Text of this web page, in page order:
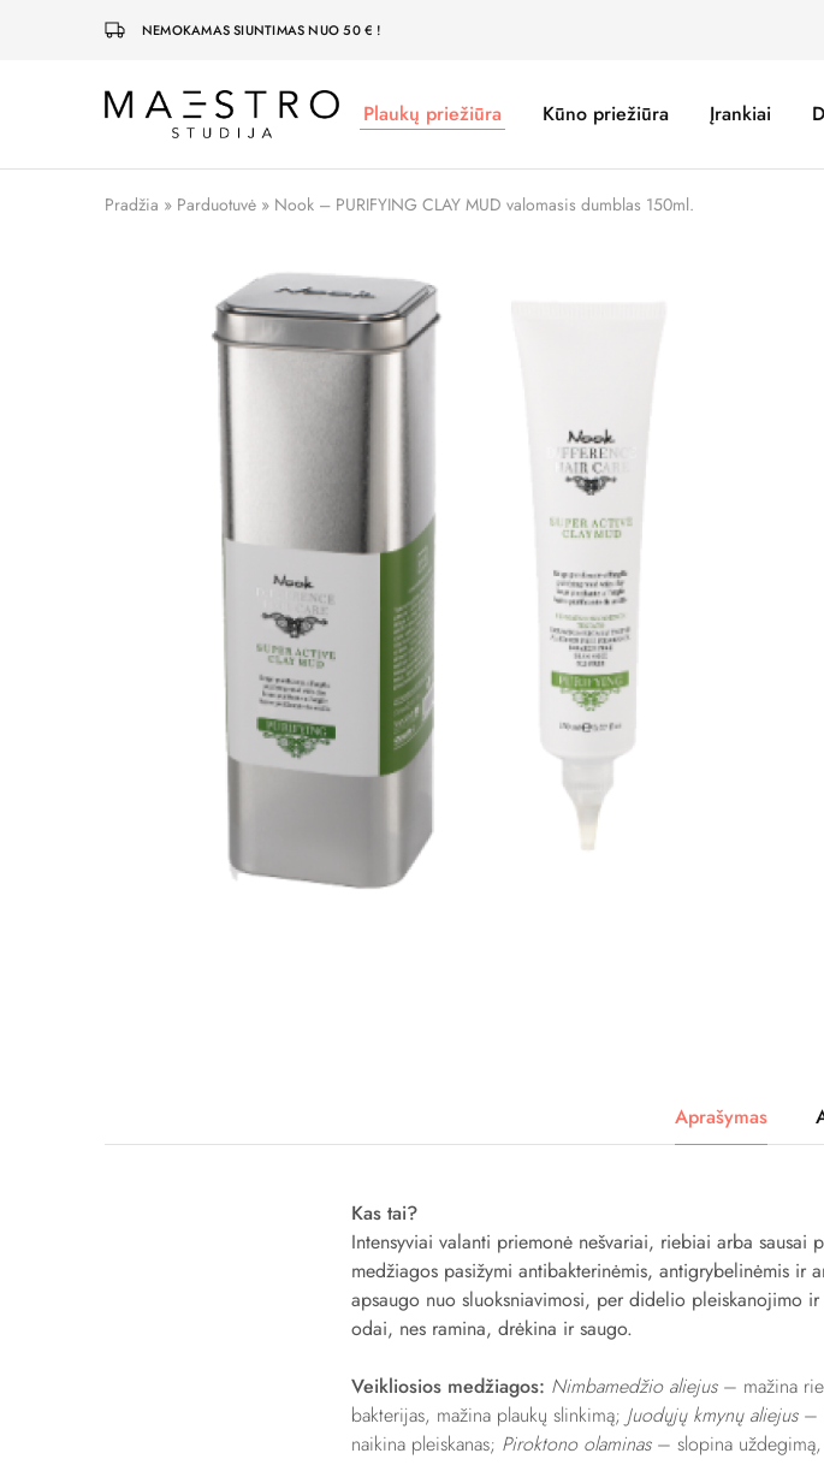
NEMOKAMAS SIUNTIMAS NUO 50 € !
Maestro Plaukų priežiūra Kūno priežiūra Įrankiai
Pradžia » Parduotuvė » Nook – PURIFYING CLAY MUD valomasis dumblas 150ml.
Aprašymas
Kas tai?
Intensyviai valanti priemonė nešvariai, riebiai arba
medžiagos pasižymi antibakterinėmis, antigrybelinėmis
apsaugo nuo sluoksniavimosi, per didelio pleiskanojimo
odai, nes ramina, drėkina ir saugo.
Veikliosios medžiagos: Nimbamedžio aliejus– mažina
bakterijas, mažina plaukų slinkimą; Juodųjų kmynų aliejus –
naikina pleiskanas; Piroktono olaminas– slopina uždegimą,